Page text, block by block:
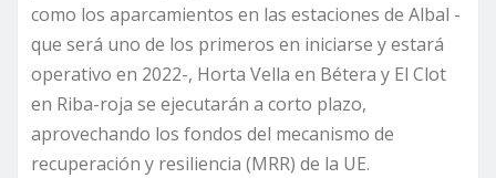
como los aparcamientos en las estaciones de Albal -
que será uno de los primeros en iniciarse y estará
operativo en 2022-, Horta Vella en Bétera y El Clot
en Riba-roja se ejecutarán a corto plazo,
aprovechando los fondos del mecanismo de
recuperación y resiliencia (MRR) de la UE.